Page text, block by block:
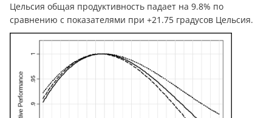
Цельсия общая продуктивность падает на 9.8% по
сравнению с показателями при +21.75 градусов Цельсия.